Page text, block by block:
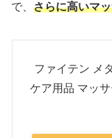
で、 さらに高いマ
ファイテン メ
ケア用品 マッ